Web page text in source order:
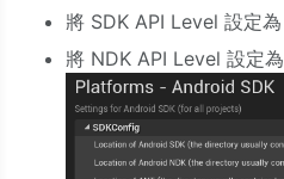
將 SDK API Level 設定為
將 NDK API Level 設定為